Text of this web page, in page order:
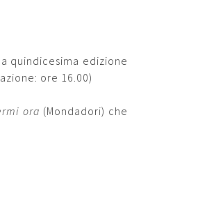
quindicesima edizione
ore 16.00)
ora (Mondadori) che